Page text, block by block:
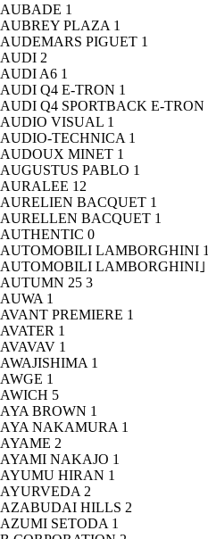
AUBADE 1
AUBREY PLAZA 1
AUDEMARS PIGUET 1
AUDI 2
AUDI A6 1
AUDI Q4 E-TRON 1
AUDI Q4 SPORTBACK E-TRON
AUDIO VISUAL 1
AUDIO-TECHNICA 1
AUDOUX MINET 1
AUGUSTUS PABLO 1
AURALEE 12
AURELIEN BACQUET 1
AURELLEN BACQUET 1
AUTHENTIC 0
AUTOMOBILI LAMBORGHINI 1
AUTOMOBILI LAMBORGHINI｣
AUTUMN 25 3
AUWA 1
AVANT PREMIERE 1
AVATER 1
AVAVAV 1
AWAJISHIMA 1
AWGE 1
AWICH 5
AYA BROWN 1
AYA NAKAMURA 1
AYAME 2
AYAMI NAKAJO 1
AYUMU HIRAN 1
AYURVEDA 2
AZABUDAI HILLS 2
AZUMI SETODA 1